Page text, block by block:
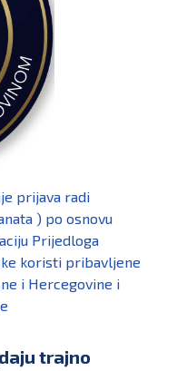
prijava radi
) po osnovu
Prijedloga
koristi pribavljene
i Hercegovine i
trajno